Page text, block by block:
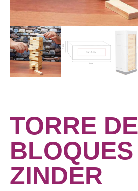
TORRE DE
BLOQUES
ZINDER